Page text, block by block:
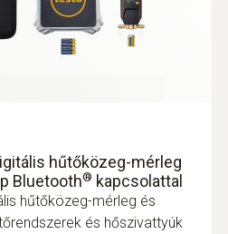
komfortérzet szett
csőhőmérséklet
hőelem)
hűtőközeg-mérleg
Bluetooth® kapcsolattal
hűtőközeg-mérleg és
és hőszivattyúk